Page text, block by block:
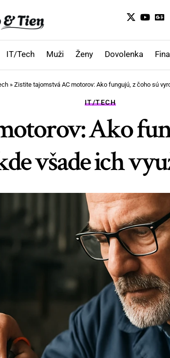
IT/Tech Muži Ženy Dovolenka
» Zistite tajomstvá AC motorov: Ako fungujú, z čoho sú
IT/TECH
Ako
všade ich